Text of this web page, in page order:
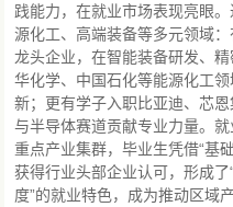
践能力，在就业市场表现亮眼
源化工、高端装备等多元领域
龙头企业，在智能装备研发、
华化学、中国石化等能源化工
新；更有学子入职比亚迪、芯
与半导体赛道贡献专业力量。
重点产业集群，毕业生凭借“基
获得行业头部企业认可，形成
度”的就业特色，成为推动区域